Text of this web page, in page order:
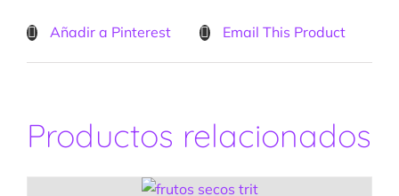
Añadir a Pinterest Email This Product
Productos relacionados